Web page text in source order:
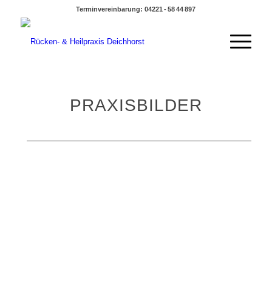
Terminvereinbarung: 04221 - 58 44 897
PRAXISBILDER